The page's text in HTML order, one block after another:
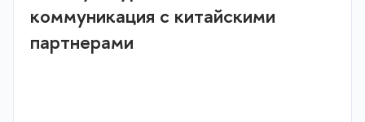
коммуникация с китайскими
партнерами